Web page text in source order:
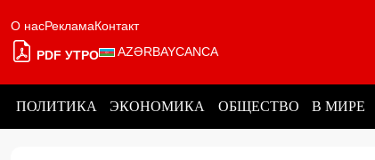
О насРекламаКонтакт
PDF УТРО AZƏRBAYCANCA
ПОЛИТИКА ЭКОНОМИКА ОБЩЕСТВО В МИРЕ